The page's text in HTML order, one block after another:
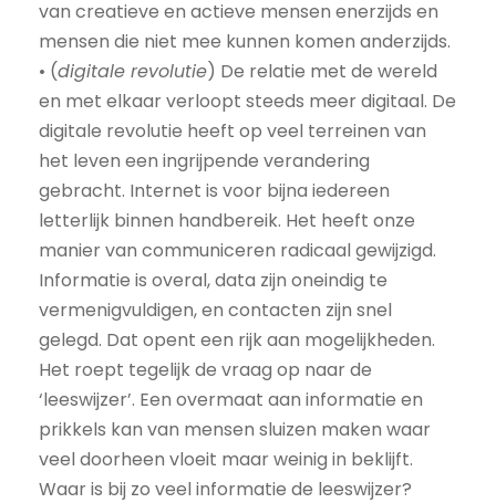
van creatieve en actieve mensen enerzijds en
mensen die niet mee kunnen komen anderzijds.
• (digitale revolutie) De relatie met de wereld
en met elkaar verloopt steeds meer digitaal. De
digitale revolutie heeft op veel terreinen van
het leven een ingrijpende verandering
gebracht. Internet is voor bijna iedereen
letterlijk binnen handbereik. Het heeft onze
manier van communiceren radicaal gewijzigd.
Informatie is overal, data zijn oneindig te
vermenigvuldigen, en contacten zijn snel
gelegd. Dat opent een rijk aan mogelijkheden.
Het roept tegelijk de vraag op naar de
‘leeswijzer’. Een overmaat aan informatie en
prikkels kan van mensen sluizen maken waar
veel doorheen vloeit maar weinig in beklijft.
Waar is bij zo veel informatie de leeswijzer?